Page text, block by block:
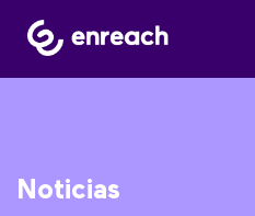
Noticias